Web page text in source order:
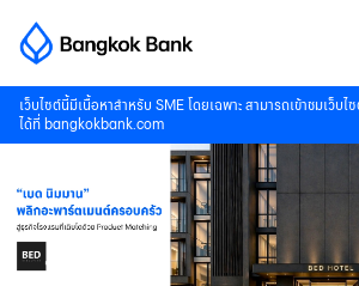
เว็บไซต์นี้มีเนื้อหาสำหรับ SME โดยเฉพาะ สามารถเข้าชมเว็บ
ได้ที่ bangkokbank.com